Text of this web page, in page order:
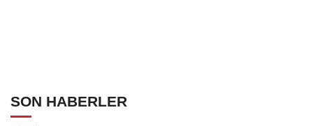
SON HABERLER